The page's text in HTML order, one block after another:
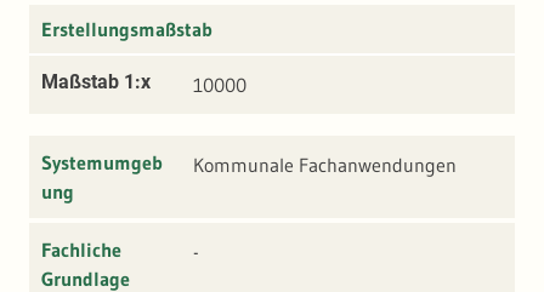
Erstellungsmaßstab
Maßstab 1:x 10000
Systemumgeb
ung
Kommunale Fachanwendungen
Fachliche
Grundlage
-